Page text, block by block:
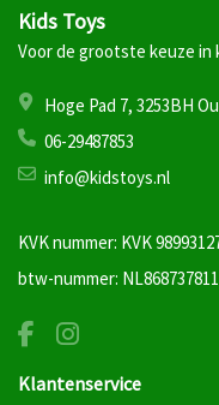
Kids Toys
Voor de grootste keuze
Hoge Pad 7, 3253BH
06-29487853
info@kidstoys.nl
KVK nummer: KVK
btw-nummer:
Klantenservice